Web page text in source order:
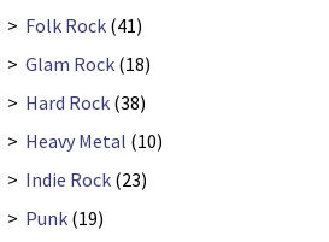
> Folk Rock (41)
> Glam Rock (18)
> Hard Rock (38)
> Heavy Metal (10)
> Indie Rock (23)
> Punk (19)